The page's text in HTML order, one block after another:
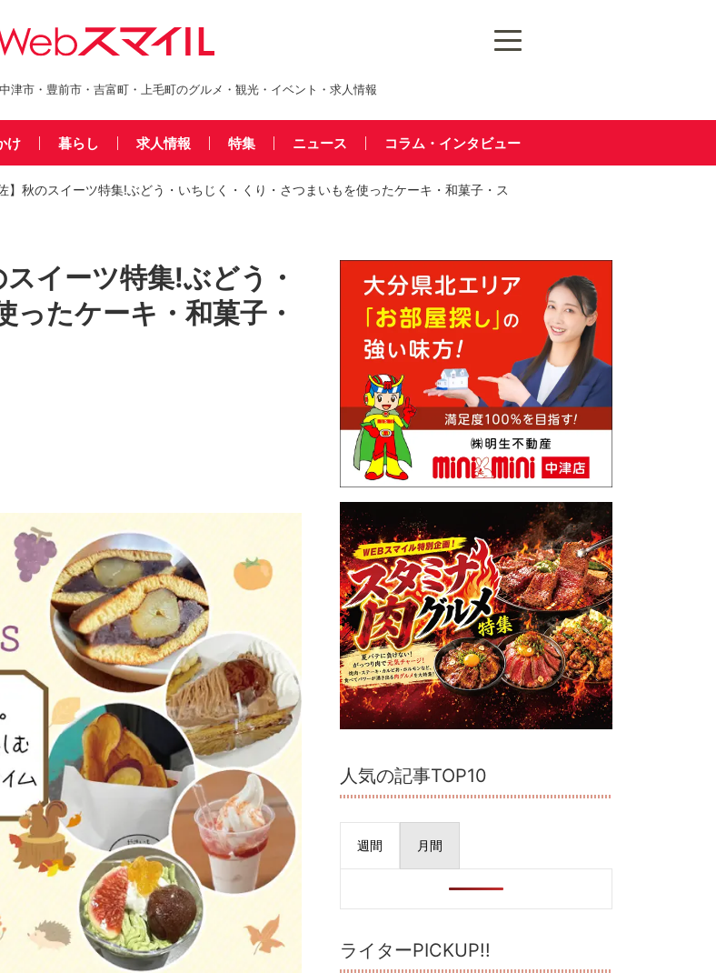
津市・豊前市・吉富町・上毛町のグルメ・観光・イベント・求人情報
け 暮らし 求人情報 特集 ニュース コラム・インタビュー
秋のスイーツ特集!ぶどう・いちじく・くり・さつまいもを使ったケーキ・和菓子・ス
スイーツ特集!ぶどう・
たケーキ・和菓子・
人気の記事TOP10
週間 月間
ライターPICKUP!!